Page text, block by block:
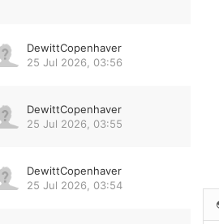
DewittCopenhaver
25 Jul 2026, 03:56
DewittCopenhaver
25 Jul 2026, 03:55
DewittCopenhaver
25 Jul 2026, 03:54